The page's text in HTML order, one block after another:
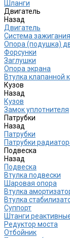
Шланги
Двигатель
Назад
Двигатель
Система зажигания
Опора (подушка)
Форсунки
Заглушки
Опора экрана
Втулка клапанной
Кузов
Назад
Кузов
Замок уплотнителя
Патрубки
Назад
Патрубки
Патрубки
Подвеска
Назад
Подвеска
Втулка подвески
Шаровая опора
Втулка
Втулка
Cуппорт
Штанги
Редуктор моста
Отбойник